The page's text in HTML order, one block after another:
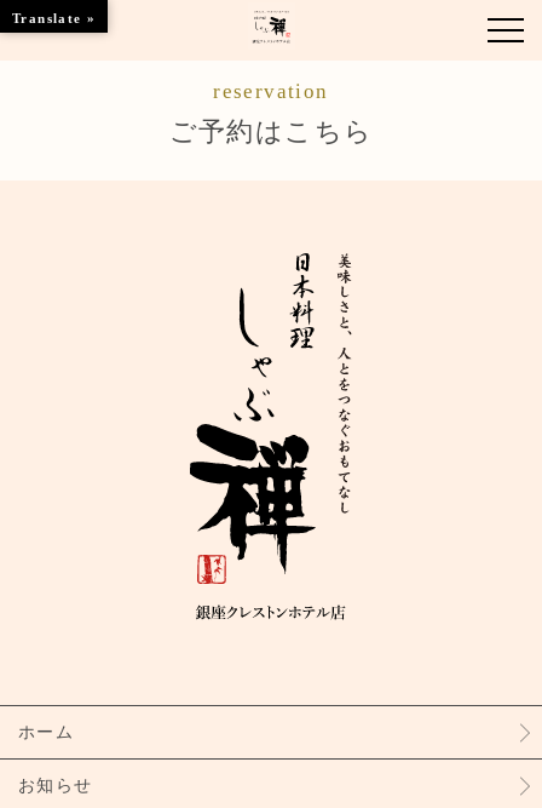
店舗情報
ブランドトップ
ご予約はこちら
reservation
ご予約はこちら
ホーム
お知らせ
Translate »